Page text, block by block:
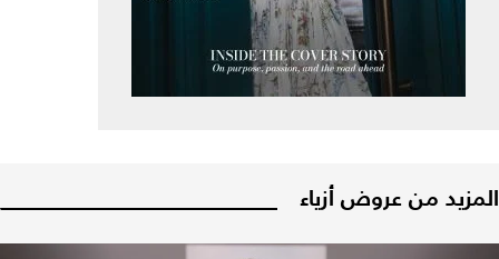
المزيد من عروض أزياء